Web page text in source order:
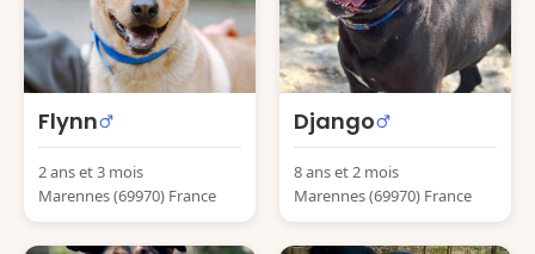
Flynn
2 ans et 3 mois
Marennes (69970) France
Django
8 ans et 2 mois
Marennes (69970) France